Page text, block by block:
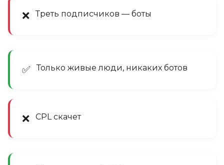
❌ Треть подписчиков — боты
✅ Только живые люди, никаких ботов
❌ CPL скачет